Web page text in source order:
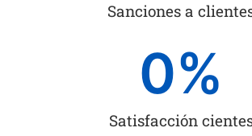
Sanciones a
Satisfacción
0%